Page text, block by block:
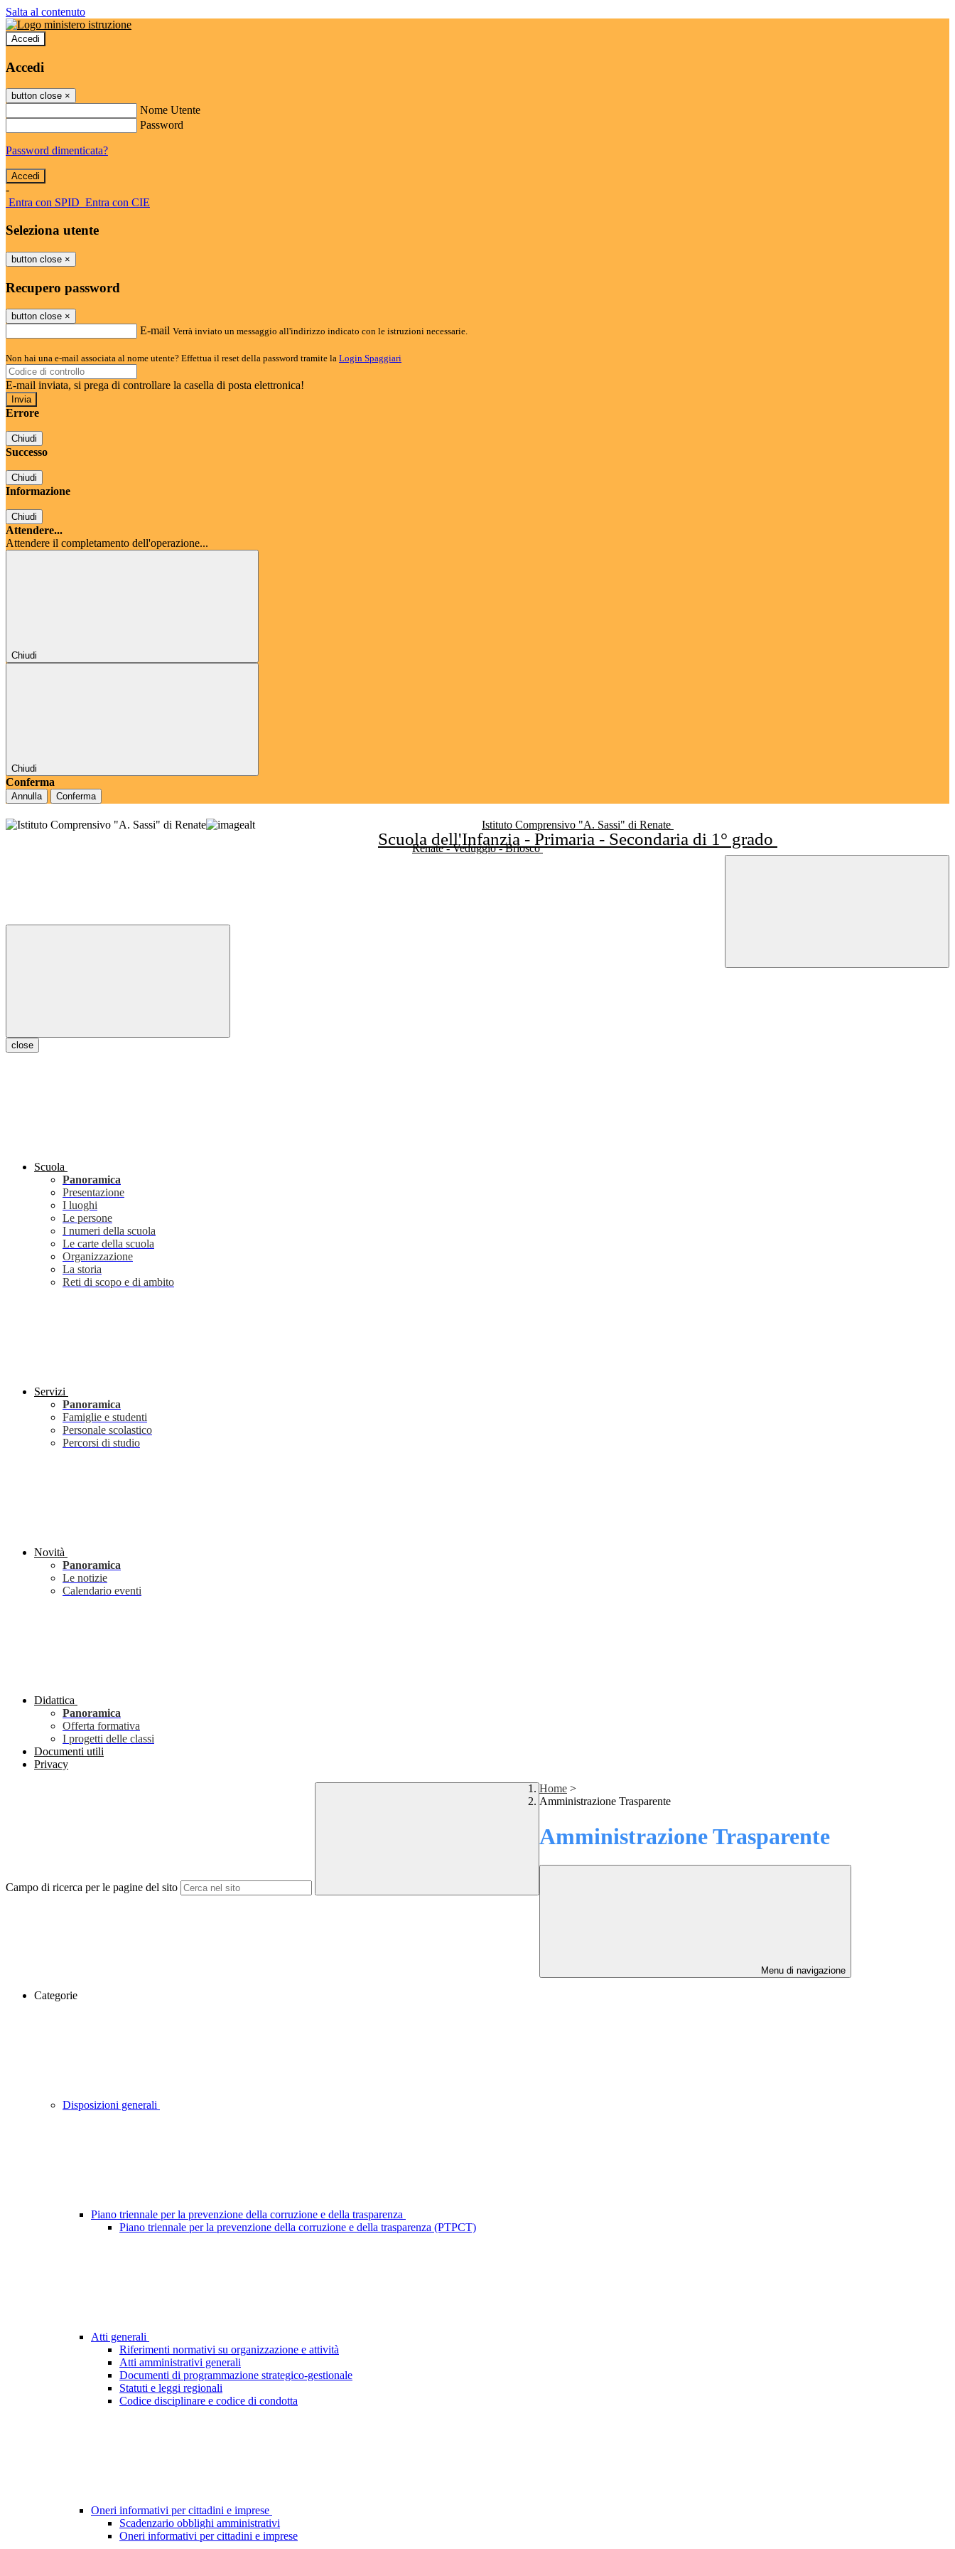
Salta al contenuto
Accedi
Accedi
button close ×
Nome Utente
Password
Password dimenticata?
-
Entra con SPID Entra con CIE
Seleziona utente
button close ×
Recupero password
button close ×
E-mail Verrà inviato un messaggio all'indirizzo indicato con le istruzioni necessarie.
Non hai una e-mail associata al nome utente? Effettua il reset della password tramite la Login Spaggiari
E-mail inviata, si prega di controllare la casella di posta elettronica!
Errore
Chiudi
Successo
Chiudi
Informazione
Chiudi
Attendere...
Attendere il completamento dell'operazione...
Chiudi
Chiudi
Conferma
Annulla Conferma
Istituto Comprensivo "A. Sassi" di Renate
Scuola dell'Infanzia - Primaria - Secondaria di 1° grado
Renate - Veduggio - Briosco
close
Scuola
Panoramica
Presentazione
I luoghi
Le persone
I numeri della scuola
Le carte della scuola
Organizzazione
La storia
Reti di scopo e di ambito
Servizi
Panoramica
Famiglie e studenti
Personale scolastico
Percorsi di studio
Novità
Panoramica
Le notizie
Calendario eventi
Didattica
Panoramica
Offerta formativa
I progetti delle classi
Documenti utili
Privacy
Campo di ricerca per le pagine del sito
Home >
Amministrazione Trasparente
Amministrazione Trasparente
Menu di navigazione
Categorie
Disposizioni generali
Piano triennale per la prevenzione della corruzione e della trasparenza
Piano triennale per la prevenzione della corruzione e della trasparenza (PTPCT)
Atti generali
Riferimenti normativi su organizzazione e attività
Atti amministrativi generali
Documenti di programmazione strategico-gestionale
Statuti e leggi regionali
Codice disciplinare e codice di condotta
Oneri informativi per cittadini e imprese
Scadenzario obblighi amministrativi
Oneri informativi per cittadini e imprese